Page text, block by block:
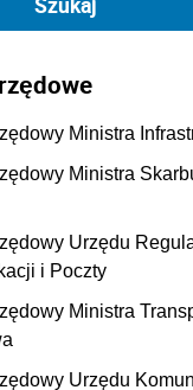
Ministra
Ministra
Urzędu
i Poczty
Ministra
Urzędu